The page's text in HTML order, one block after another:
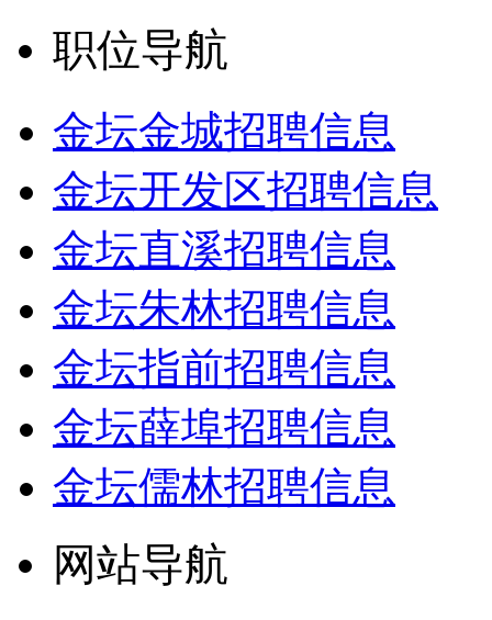
职位导航
金坛金城招聘信息
金坛开发区招聘信息
金坛直溪招聘信息
金坛朱林招聘信息
金坛指前招聘信息
金坛薛埠招聘信息
金坛儒林招聘信息
网站导航